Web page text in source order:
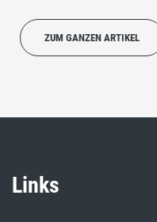
ZUM GANZEN ARTIKEL
Links